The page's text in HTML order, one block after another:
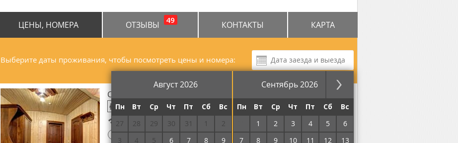
- 2,5 км.
ЦЕНЫ, НОМЕРА ОТЗЫВЫ 49 КОНТАКТЫ КАРТА
Выберите даты проживания, чтобы посмотреть цены и номера:
Август 2026 Сентябрь 2026
Пн Вт Ср Чт Пт Сб
Вс
27
28 29 30 31 1
2
3
4 5 6 7 8
9
Пн Вт Ср Чт Пт Сб
Вс
1 2 3 4 5
6
7
8 9 10 11 12
13
Стандарт двухместный мансардный
Бесплатный Wi-Fi
! Потребуется предоплата
за ночь